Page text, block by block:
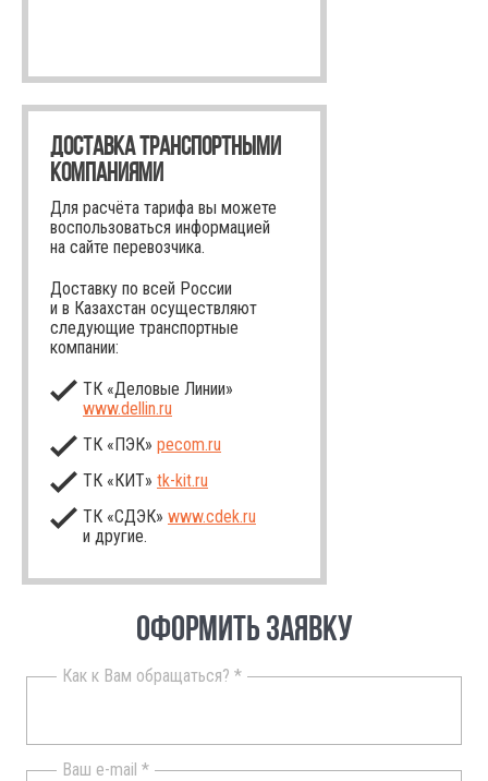
ДОСТАВКА ТРАНСПОРТНЫМИ
КОМПАНИЯМИ
Для расчёта тарифа вы можете
воспользоваться информацией
на сайте перевозчика.
Доставку по всей России
и в Казахстан осуществляют
следующие транспортные
компании:
ТК «Деловые Линии»
www.dellin.ru
ТК «ПЭК» pecom.ru
ТК «КИТ» tk-kit.ru
ТК «СДЭК» www.cdek.ru
и другие.
ОФОРМИТЬ ЗАЯВКУ
Как к Вам обращаться? *
Ваш e-mail *